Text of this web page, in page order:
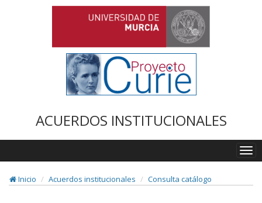
ACUERDOS INSTITUCIONALES
Inicio
Acuerdos institucionales Consulta catálogo